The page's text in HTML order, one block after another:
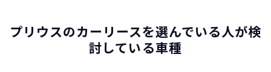
プリウスのカーリースを選んでいる人が検
討している車種